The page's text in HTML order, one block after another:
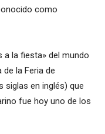
como
a la fiesta» del mundo
la Feria de
siglas en inglés) que
fue hoy uno de los